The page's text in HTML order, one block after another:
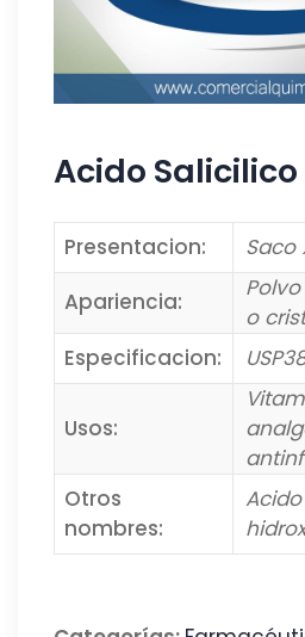
Acido Salicilico
Presentacion:
Saco
Apariencia:
o
Especificacion:
Usos:
Otros
nombres: